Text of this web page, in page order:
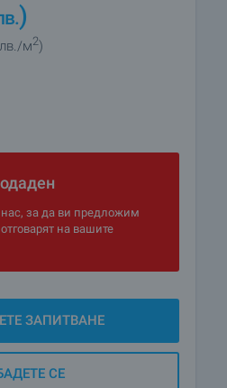
)
лв./м2)
за да ви предложим
на вашите
ЗАПИТВАНЕ
СЕ